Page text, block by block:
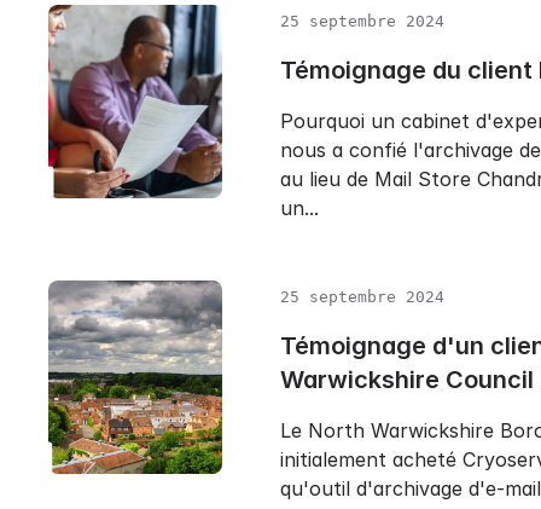
25 septembre 2024
Témoignage du client
Pourquoi un cabinet
nous a confié l'archivage
au lieu de Mail Store
un...
25 septembre 2024
Témoignage d'un
Warwickshire Council
Le North Warwickshire
initialement acheté
qu'outil d'archivage d'e-